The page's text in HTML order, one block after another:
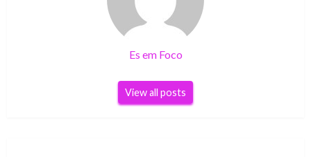
Es em Foco
View all posts